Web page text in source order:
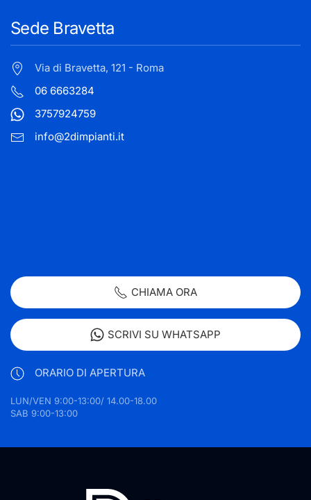
Sede Bravetta
Via di Bravetta, 121 - Roma
06 6663284
3757924759
info@2dimpianti.it
CHIAMA ORA
SCRIVI SU WHATSAPP
ORARIO DI APERTURA
LUN/VEN 9:00-13:00/ 14.00-18.00
SAB 9:00-13:00